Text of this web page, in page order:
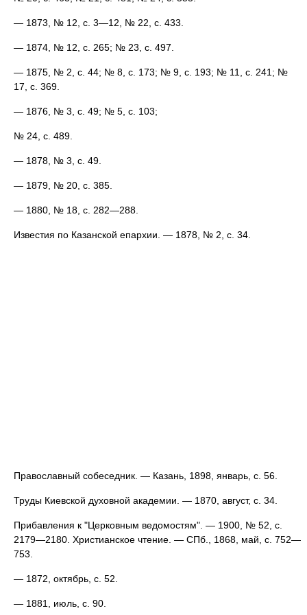
— 1873, № 12, с. 3—12, № 22, с. 433.
— 1874, № 12, с. 265; № 23, с. 497.
— 1875, № 2, с. 44; № 8, с. 173; № 9, с. 193; № 11, с. 241; №
17, с. 369.
— 1876, № 3, с. 49; № 5, с. 103;
№ 24, с. 489.
— 1878, № 3, с. 49.
— 1879, № 20, с. 385.
— 1880, № 18, с. 282—288.
Известия по Казанской епархии. — 1878, № 2, с. 34.
Православный собеседник. — Казань, 1898, январь, с. 56.
Труды Киевской духовной академии. — 1870, август, с. 34.
Прибавления к "Церковным ведомостям". — 1900, № 52, с.
2179—2180. Христианское чтение. — СПб., 1868, май, с. 752—
753.
— 1872, октябрь, с. 52.
— 1881, июль, с. 90.